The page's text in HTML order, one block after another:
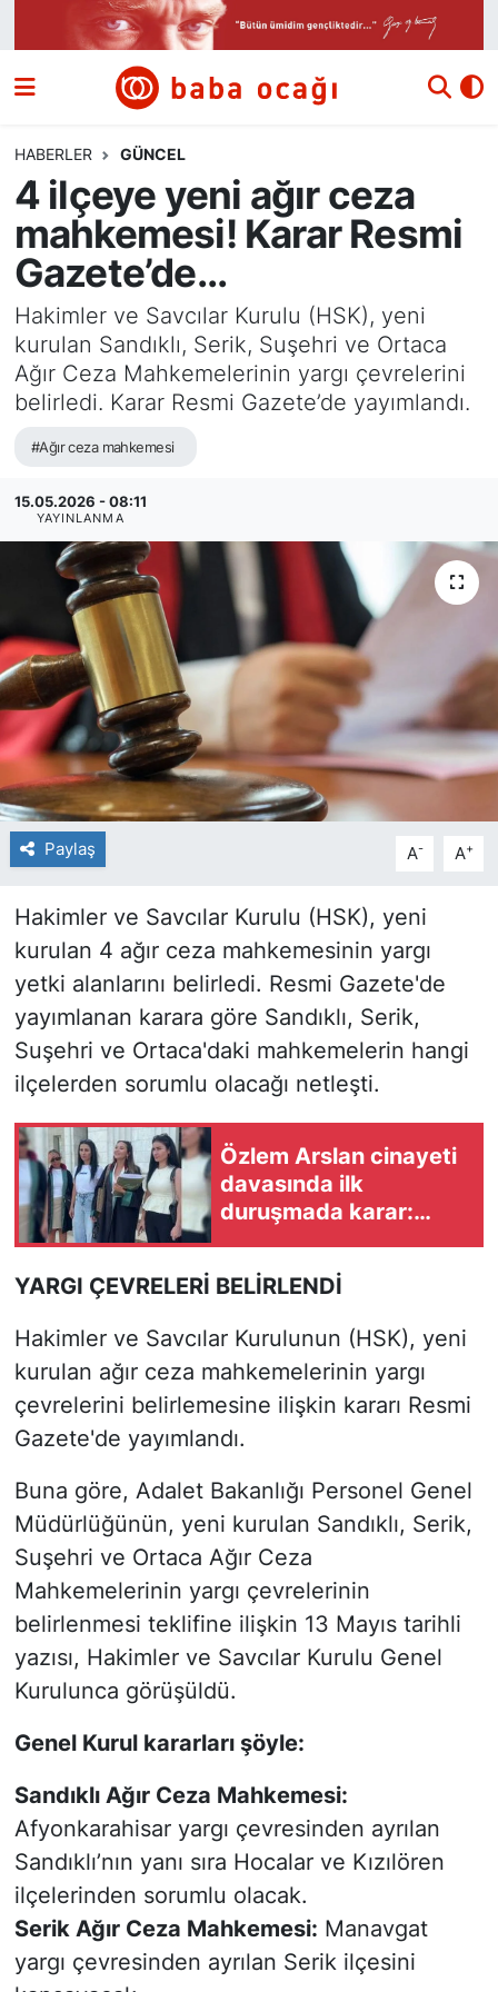
HABERLER GÜNCEL
4 ilçeye yeni ağır ceza
mahkemesi! Karar Resmi
Gazete’de...
Hakimler ve Savcılar Kurulu (HSK), yeni
kurulan Sandıklı, Serik, Suşehri ve Ortaca
Ağır Ceza Mahkemelerinin yargı çevrelerini
belirledi. Karar Resmi Gazete’de yayımlandı.
#Ağır ceza mahkemesi
15.05.2026 - 08:11
YAYINLANMA
Paylaş A- A+
Hakimler ve Savcılar Kurulu (HSK), yeni
kurulan 4 ağır ceza mahkemesinin yargı
yetki alanlarını belirledi. Resmi Gazete'de
yayımlanan karara göre Sandıklı, Serik,
Suşehri ve Ortaca'daki mahkemelerin hangi
ilçelerden sorumlu olacağı netleşti.
Özlem Arslan cinayeti
davasında ilk
duruşmada karar:
müebbet
YARGI ÇEVRELERİ BELİRLENDİ
Hakimler ve Savcılar Kurulunun (HSK), yeni
kurulan ağır ceza mahkemelerinin yargı
çevrelerini belirlemesine ilişkin kararı Resmi
Gazete'de yayımlandı.
Buna göre, Adalet Bakanlığı Personel Genel
Müdürlüğünün, yeni kurulan Sandıklı, Serik,
Suşehri ve Ortaca Ağır Ceza
Mahkemelerinin yargı çevrelerinin
belirlenmesi teklifine ilişkin 13 Mayıs tarihli
yazısı, Hakimler ve Savcılar Kurulu Genel
Kurulunca görüşüldü.
Genel Kurul kararları şöyle:
Sandıklı Ağır Ceza Mahkemesi:
Afyonkarahisar yargı çevresinden ayrılan
Sandıklı’nın yanı sıra Hocalar ve Kızılören
ilçelerinden sorumlu olacak.
Serik Ağır Ceza Mahkemesi: Manavgat
yargı çevresinden ayrılan Serik ilçesini
Siyaset
Ekonomi
Dünya
Kültür ve Sanat
Eğitim
Nöbetçi Eczaneler
Hava Durumu
Namaz Vakitleri
Trafik Durumu
Süper Lig Puan Durumu ve Fikstür
Tüm Manşetler